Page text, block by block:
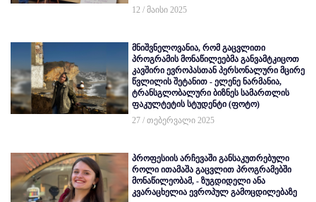
12 / მაისი 2025
მნიშვნელოვანია, რომ გაცვლითი
პროგრამის მონაწილეებმა განვამტკიცოთ
კავშირი ევროპასთან პერსონალური მცირე
წვლილის შეტანით - ელენე ნარმანია,
ტრანსგლობალური ბიზნეს სამართლის
ფაკულტეტის სტუდენტი (ფოტო)
27 / თებერვალი 2025
პროფესიის არჩევაში განსაკუთრებული
როლი ითამაშა გაცვლით პროგრამებში
მონაწილეობამ, - ზუგდიდელი ანა
კვარაცხელია ევროპულ გამოცდილებაზე